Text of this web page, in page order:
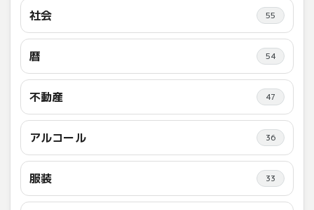
社会 55
暦 54
不動産 47
アルコール 36
服装 33